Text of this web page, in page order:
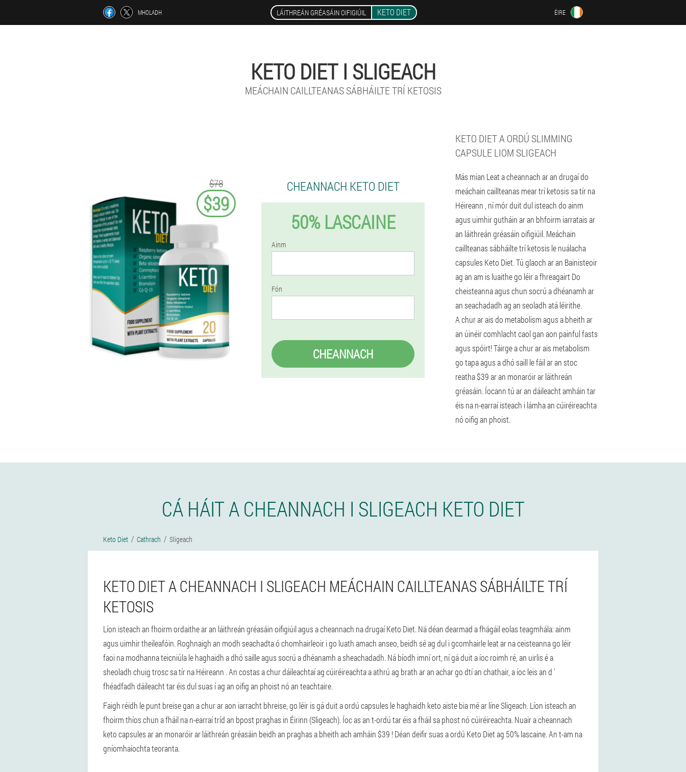
MHOLADH LÁITHREÁN GRÉASÁIN OIFIGIÚIL KETO DIET ÉIRE
KETO DIET I SLIGEACH
MEÁCHAIN CAILLTEANAS SÁBHÁILTE TRÍ KETOSIS
$78
$39
CHEANNACH KETO DIET
50% LASCAINE
Ainm
Fón
CHEANNACH
KETO DIET A ORDÚ SLIMMING
CAPSULE LIOM SLIGEACH
Más mian Leat a cheannach ar an drugaí do
meáchain caillteanas mear trí ketosis sa tír na
Héireann , ní mór duit dul isteach do ainm
agus uimhir gutháin ar an bhfoirm iarratais ar
an láithreán gréasáin oifigiúil. Meáchain
caillteanas sábháilte trí ketosis le nuálacha
capsules Keto Diet. Tú glaoch ar an Bainisteoir
ag an am is luaithe go léir a fhreagairt Do
cheisteanna agus chun socrú a dhéanamh ar
an seachadadh ag an seoladh atá léirithe.
A chur ar ais do metabolism agus a bheith ar
an úinéir comhlacht caol gan aon painful fasts
agus spóirt! Táirge a chur ar ais metabolism
go tapa agus a dhó saill le fáil ar an stoc
reatha $39 ar an monaróir ar láithreán
gréasáin. Íocann tú ar an dáileacht amháin tar
éis na n-earraí isteach i lámha an cúiréireachta
nó oifig an phoist.
CÁ HÁIT A CHEANNACH I SLIGEACH KETO DIET
Keto Diet Cathrach Sligeach
KETO DIET A CHEANNACH I SLIGEACH MEÁCHAIN CAILLTEANAS SÁBHÁILTE TRÍ
KETOSIS
Líon isteach an fhoirm ordaithe ar an láithreán gréasáin oifigiúil agus a cheannach na drugaí Keto Diet. Ná déan dearmad a fhágáil eolas teagmhála: ainm
agus uimhir theileafóin. Roghnaigh an modh seachadta ó chomhairleoir i go luath amach anseo, beidh sé ag dul i gcomhairle leat ar na ceisteanna go léir
faoi na modhanna teicniúla le haghaidh a dhó saille agus socrú a dhéanamh a sheachadadh. Ná bíodh imní ort, ní gá duit a íoc roimh ré, an uirlis é a
sheoladh chuig trosc sa tír na Héireann . An costas a chur dáileachtaí ag cúiréireachta a athrú ag brath ar an achar go dtí an chathair, a íoc leis an d '
fhéadfadh dáileacht tar éis dul suas í ag an oifig an phoist nó an teachtaire.
Faigh réidh le punt breise gan a chur ar aon iarracht bhreise, go léir is gá duit a ordú capsules le haghaidh keto aiste bia mé ar líne Sligeach. Líon isteach an
fhoirm thíos chun a fháil na n-earraí tríd an bpost praghas in Éirinn (Sligeach). Íoc as an t-ordú tar éis a fháil sa phost nó cúiréireachta. Nuair a cheannach
keto capsules ar an monaróir ar láithreán gréasáin beidh an praghas a bheith ach amháin $39 ! Déan deifir suas a ordú Keto Diet ag 50% lascaine. An t-am na
gníomhaíochta teoranta.